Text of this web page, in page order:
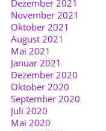
Dezember 2021
November 2021
Oktober 2021
August 2021
Mai 2021
Januar 2021
Dezember 2020
Oktober 2020
September 2020
Juli 2020
Mai 2020